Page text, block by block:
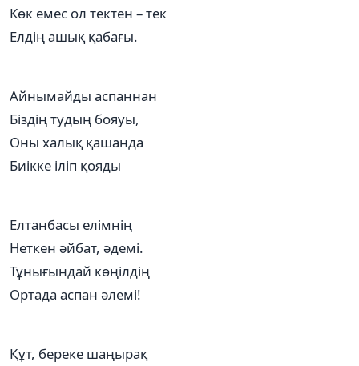
Көк емес ол тектен – тек
Елдің ашық қабағы.
Айнымайды аспаннан
Біздің тудың бояуы,
Оны халық қашанда
Биікке іліп қояды
Елтанбасы елімнің
Неткен әйбат, әдемі.
Тұнығындай көңілдің
Ортада аспан әлемі!
Құт, береке шаңырақ